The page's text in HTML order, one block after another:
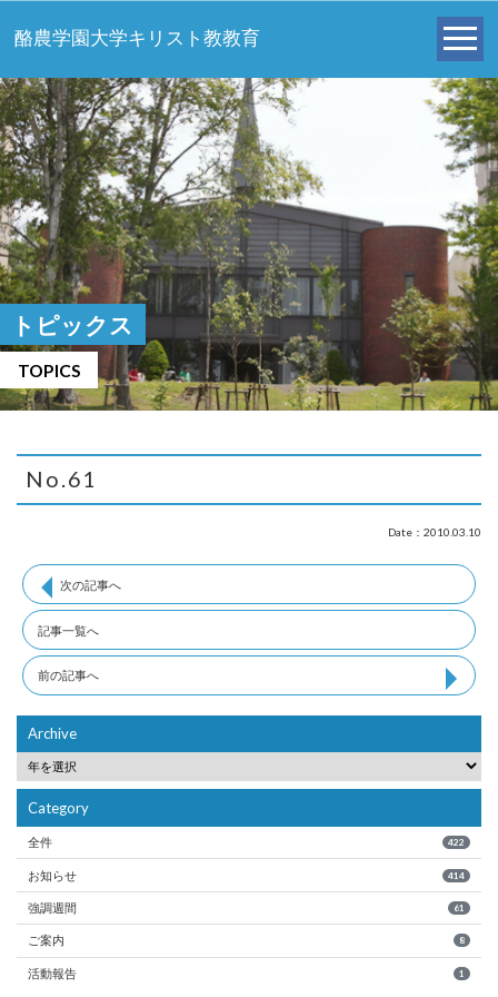
酪農学園大学キリスト教教育
トピックス
TOPICS
No.61
Date：2010.03.10
次の記事へ
記事一覧へ
前の記事へ
Archive
Category
全件 422
お知らせ 414
強調週間 61
ご案内 8
活動報告 1